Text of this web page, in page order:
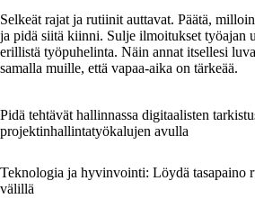
Selkeät rajat ja rutiinit auttavat. Päätä,
ja pidä siitä kiinni. Sulje ilmoitukset työajan
erillistä työpuhelinta. Näin annat itsellesi
samalla muille, että vapaa-aika on tärkeää.
Pidä tehtävät hallinnassa digitaalisten
projektinhallintatyökalujen avulla
Teknologia ja hyvinvointi: Löydä tasapaino
välillä